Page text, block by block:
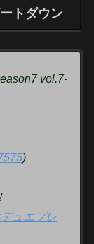
トダウン
vol.7-
)
ュエプレ